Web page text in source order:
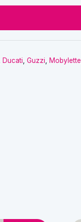
Ducati Guzzi Mobylette